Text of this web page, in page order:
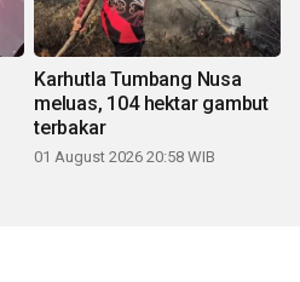
Karhutla Tumbang Nusa
meluas, 104 hektar gambut
terbakar
01 August 2026 20:58 WIB